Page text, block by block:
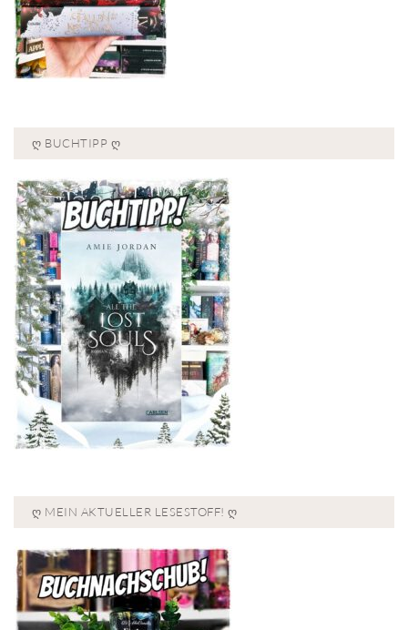
Ღ BUCHTIPP Ღ
Ღ MEIN AKTUELLER LESESTOFF! Ღ